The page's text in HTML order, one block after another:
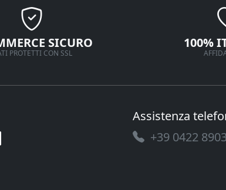
SICURO
PROTETTI CON SSL
100%
Assistenza
+39 0422